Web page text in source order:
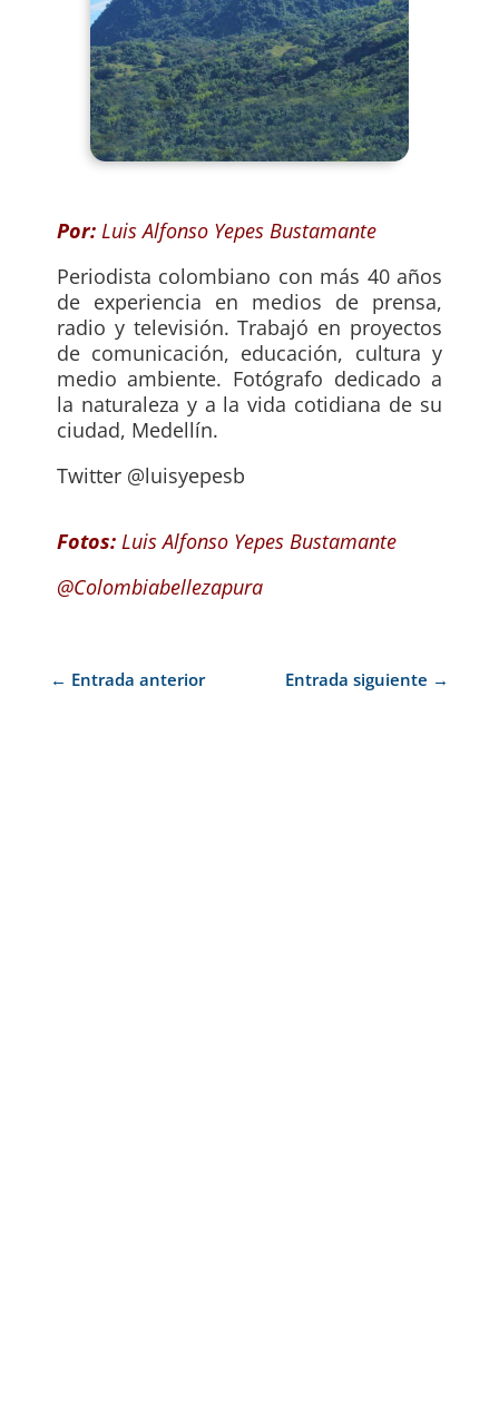
Por: Luis Alfonso Yepes Bustamante
Periodista colombiano con más 40 años
de experiencia en medios de prensa,
radio y televisión. Trabajó en proyectos
de comunicación, educación, cultura y
medio ambiente. Fotógrafo dedicado a
la naturaleza y a la vida cotidiana de su
ciudad, Medellín.
Twitter @luisyepesb
Fotos: Luis Alfonso Yepes Bustamante
@Colombiabellezapura
← Entrada anterior Entrada siguiente →